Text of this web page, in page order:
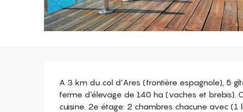
Description
A 3 km du col d'Ares (frontière espagnole), 5
ferme d'élevage de 140 ha (vaches et brebis).
cuisine. 2e étage: 2 chambres chacune avec (1